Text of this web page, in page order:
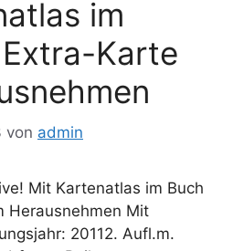
im
Karte
von admin
Mit Kartenatlas im Buch
Herausnehmen Mit
20112. Aufl.m.